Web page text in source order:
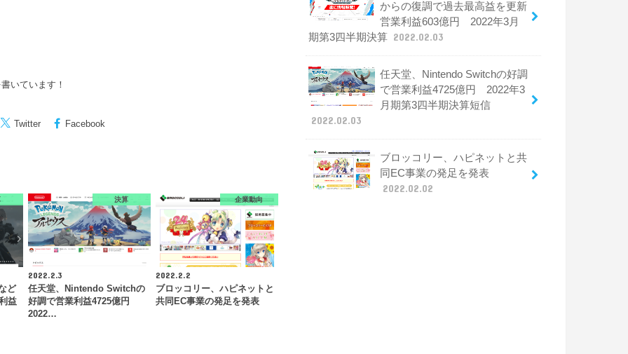
いています！
Twitter Facebook
ど
益
決算
2022.2.3
任天堂、Nintendo Switchの
好調で営業利益4725億円
2022…
企業動向
2022.2.2
ブロッコリー、ハピネットと
共同EC事業の発足を発表
からの復調で過去最高益を更新
営業利益603億円 2022年3月
期第3四半期決算 2022.02.03
任天堂、Nintendo Switchの好調
で営業利益4725億円 2022年3
月期第3四半期決算短信
2022.02.03
ブロッコリー、ハピネットと共
同EC事業の発足を発表
2022.02.02